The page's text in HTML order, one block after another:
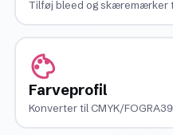
Tilføj bleed og skæremærker
Farveprofil
Konverter til CMYK/